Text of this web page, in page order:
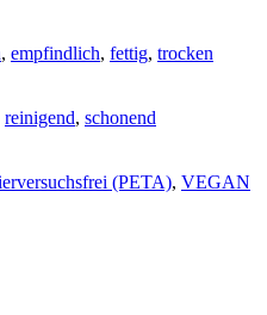
, empfindlich, fettig, trocken
reinigend, schonend
(PETA), VEGAN